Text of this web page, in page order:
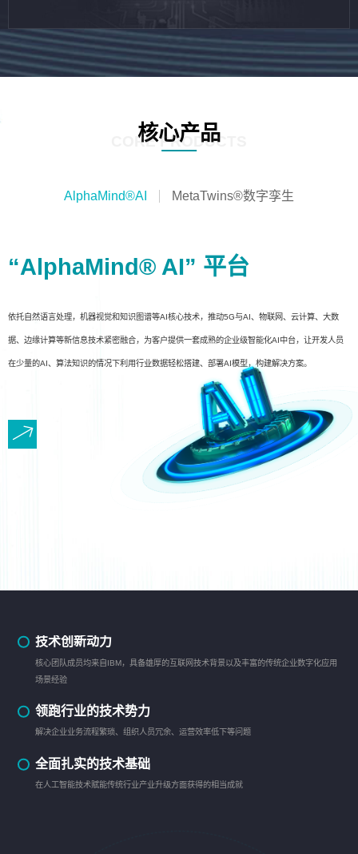
核心产品
CORE PRODUCTS
AlphaMind®AI MetaTwins®数字孪生
“AlphaMind® AI” 平台
依托自然语言处理，机器视觉和知识图谱等AI核心技术，推动5G与AI、物联网、云计算、大数
据、边缘计算等新信息技术紧密融合，为客户提供一套成熟的企业级智能化AI中台，让开发人员
在少量的AI、算法知识的情况下利用行业数据轻松搭建、部署AI模型，构建解决方案。
技术创新动力
核心团队成员均来自IBM，具备雄厚的互联网技术背景以及丰富的传统企业数字化应用
场景经验
领跑行业的技术势力
解决企业业务流程繁琐、组织人员冗余、运营效率低下等问题
全面扎实的技术基础
在人工智能技术赋能传统行业产业升级方面获得的相当成就